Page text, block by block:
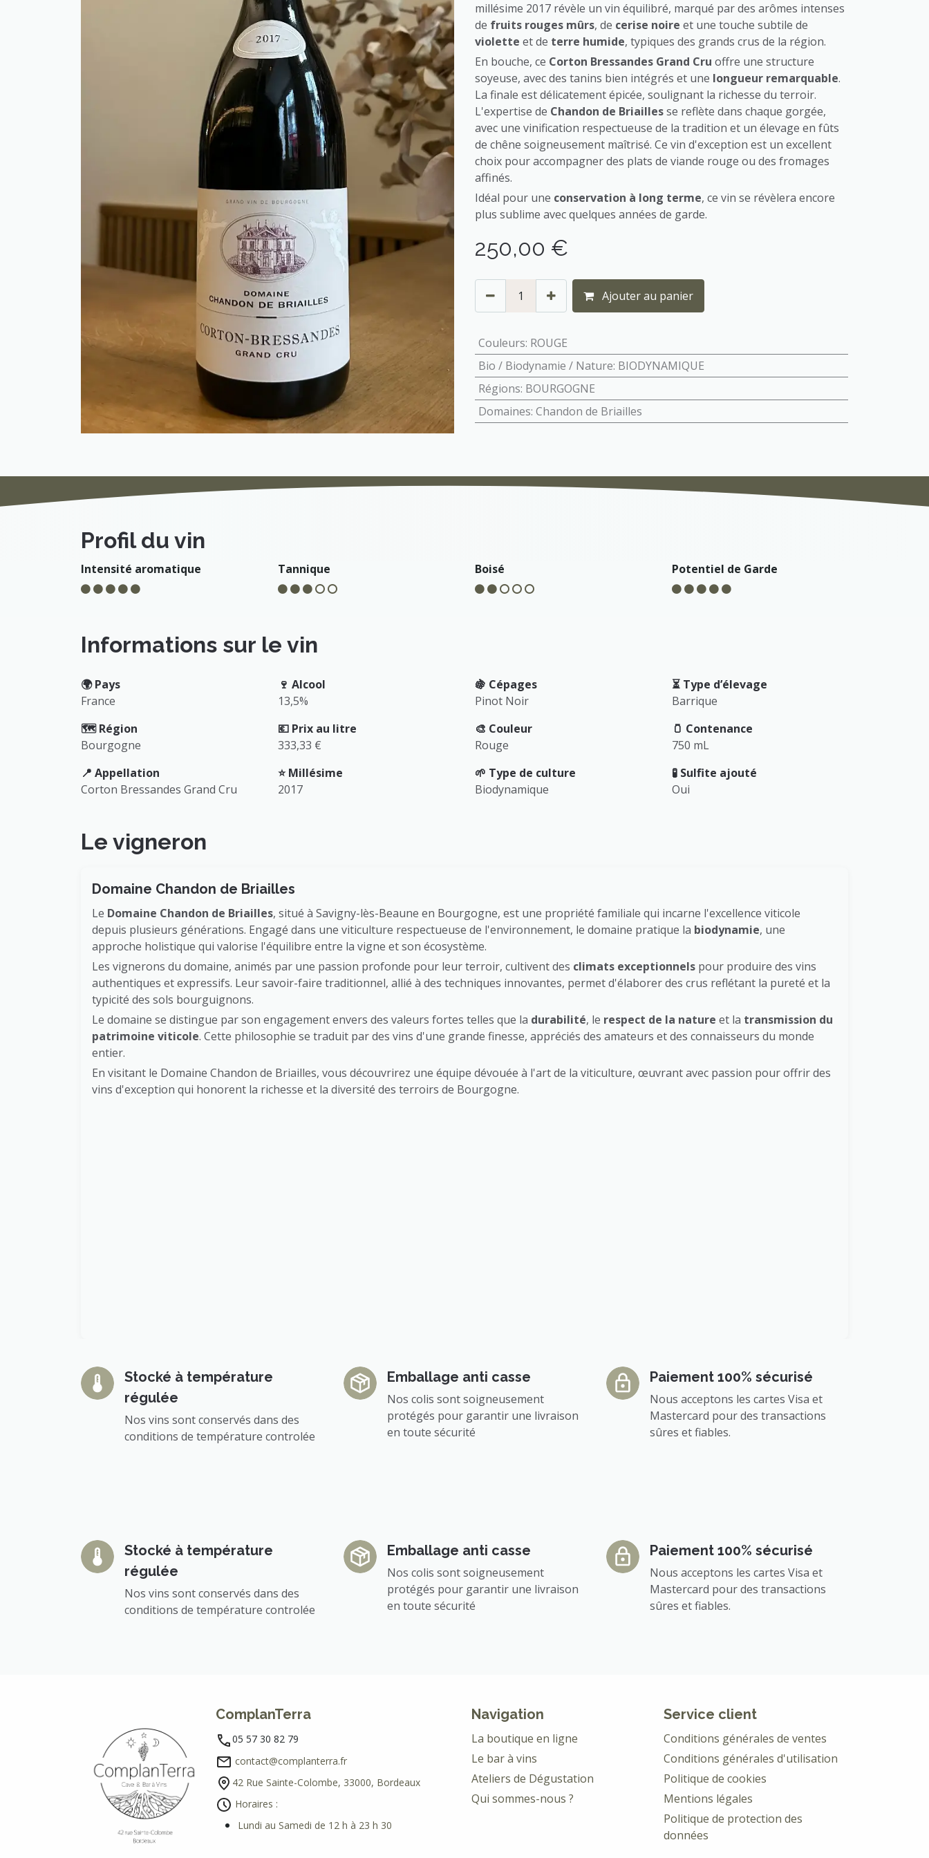
millésime 2017 révèle un vin équilibré, marqué par des arômes intenses
de fruits rouges mûrs, de cerise noire et une touche subtile de
violette et de terre humide, typiques des grands crus de la région.
En bouche, ce Corton Bressandes Grand Cru offre une structure
soyeuse, avec des tanins bien intégrés et une longueur remarquable.
La finale est délicatement épicée, soulignant la richesse du terroir.
L'expertise de Chandon de Briaillesse reflète dans chaque gorgée,
avec une vinification respectueuse de la tradition et un élevage en fûts
de chêne soigneusement maîtrisé. Ce vin d'exception est un excellent
choix pour accompagner des plats de viande rouge ou des fromages
affinés.
Idéal pour une conservation à long terme, ce vin se révèlera encore
plus sublime avec quelques années de garde.
250,00 €
Ajouter au panier
Couleurs: ROUGE
Bio / Biodynamie / Nature: BIODYNAMIQUE
Régions: BOURGOGNE
Domaines: Chandon de Briailles
Profil du vin
Intensité aromatique Tannique Boisé Potentiel de Garde
Informations sur le vin
🌍️ Pays
France
🗺️ Région
Bourgogne
📍 Appellation
Corton Bressandes Grand Cru
🍷 Alcool
13,5%
💶 Prix au litre
333,33 €
⭐️ Millésime
2017
🍇 Cépages
Pinot Noir
🎨 Couleur
Rouge
🌱 Type de culture
Biodynamique
⏳️ Type d’élevage
Barrique
🫙 Contenance
750 mL
🧪 Sulfite ajouté
Oui
Le vigneron
Domaine Chandon de Briailles
Le Domaine Chandon de Briailles, situé à Savigny-lès-Beaune en Bourgogne, est une propriété familiale qui incarne l'excellence viticole
depuis plusieurs générations. Engagé dans une viticulture respectueuse de l'environnement, le domaine pratique la biodynamie, une
approche holistique qui valorise l'équilibre entre la vigne et son écosystème.
Les vignerons du domaine, animés par une passion profonde pour leur terroir, cultivent des climats exceptionnels pour produire des vins
authentiques et expressifs. Leur savoir-faire traditionnel, allié à des techniques innovantes, permet d'élaborer des crus reflétant la pureté et la
typicité des sols bourguignons.
Le domaine se distingue par son engagement envers des valeurs fortes telles que la durabilité, le respect de la nature et la transmission du
patrimoine viticole. Cette philosophie se traduit par des vins d'une grande finesse, appréciés des amateurs et des connaisseurs du monde
entier.
En visitant le Domaine Chandon de Briailles, vous découvrirez une équipe dévouée à l'art de la viticulture, œuvrant avec passion pour offrir des
vins d'exception qui honorent la richesse et la diversité des terroirs de Bourgogne.
Stocké à température
régulée
Nos vins sont conservés dans des
conditions de température controlée
Emballage anti casse
Nos colis sont soigneusement
protégés pour garantir une livraison
en toute sécurité
Paiement 100% sécurisé
Nous acceptons les cartes Visa et
Mastercard pour des transactions
sûres et fiables.
Stocké à température
régulée
Nos vins sont conservés dans des
conditions de température controlée
Emballage anti casse
Nos colis sont soigneusement
protégés pour garantir une livraison
en toute sécurité
Paiement 100% sécurisé
Nous acceptons les cartes Visa et
Mastercard pour des transactions
sûres et fiables.
ComplanTerra
05 57 30 82 79
contact@complanterra.fr
42 Rue Sainte-Colombe, 33000, Bordeaux
Horaires :
Lundi au Samedi de 12 h à 23 h 30
Navigation
La boutique en ligne
Le bar à vins
Ateliers de Dégustation
Qui sommes-nous ?
Service client
Conditions générales de ventes
Conditions générales d'utilisation
Politique de cookies
Mentions légales
Politique de protection des
données